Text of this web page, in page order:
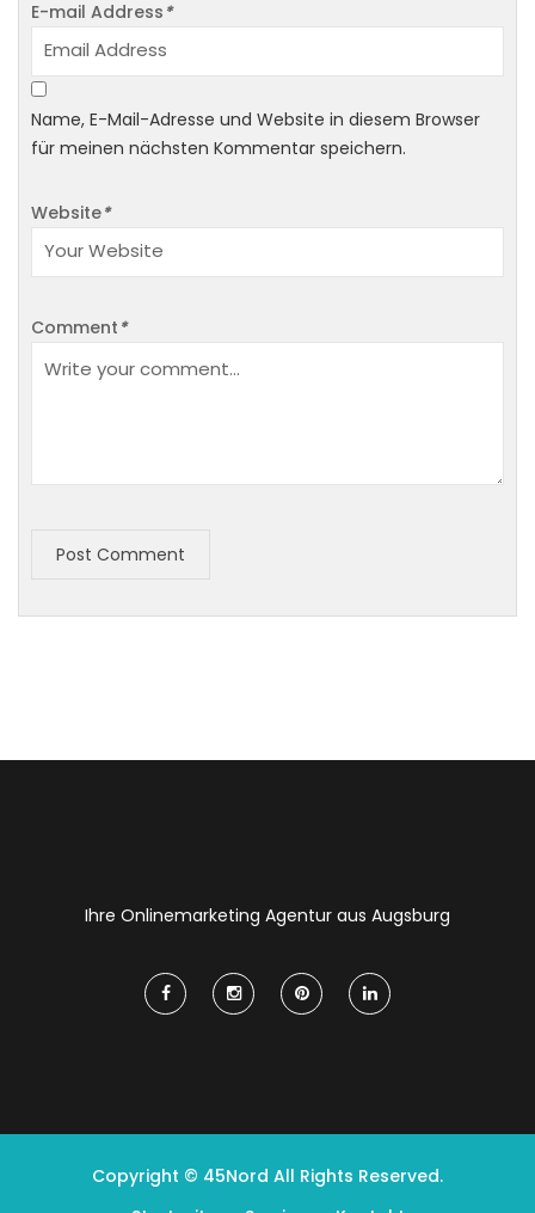
E-mail Address *
Name, E-Mail-Adresse und Website in diesem Browser
für meinen nächsten Kommentar speichern.
Website*
Comment *
Post Comment
Ihre Onlinemarketing Agentur aus Augsburg
Copyright © 45Nord All Rights Reserved.